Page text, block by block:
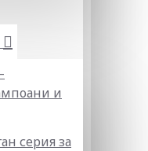
и
серия за